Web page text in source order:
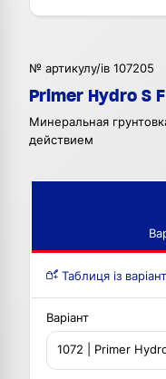
№ артикулу/ів 107205
Primer Hydro S F
Минеральная
действием
Таблиця із
Варіант
1072 | Primer